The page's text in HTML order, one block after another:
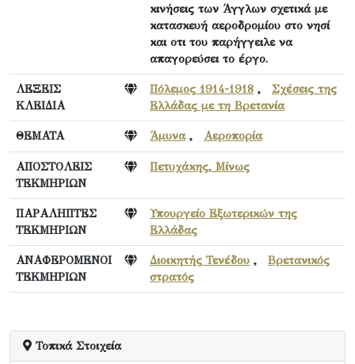
κινήσεις των Άγγλων σχετικά με
κατασκευή αεροδρομίου στο νησί
και οτι του παρήγγειλε να
απαγορεύσει το έργο.
ΛΕΞΕΙΣ
ΚΛΕΙΔΙΑ
Πόλεμος 1914-1918 , Σχέσεις της
Ελλάδας με τη Βρετανία
ΘΕΜΑΤΑ Άμυνα, Αεροπορία
ΑΠΟΣΤΟΛΕΙΣ
ΤΕΚΜΗΡΙΩΝ
Πετυχάκης, Μίνως
ΠΑΡΑΛΗΠΤΕΣ
ΤΕΚΜΗΡΙΩΝ
Υπουργείο Εξωτερικών της
Ελλάδας
ΑΝΑΦΕΡΟΜΕΝΟΙ
ΤΕΚΜΗΡΙΩΝ
Διοικητής Τενέδου , Βρετανικός
στρατός
Τοπικά Στοιχεία